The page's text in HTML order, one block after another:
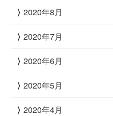
2020年8月
2020年7月
2020年6月
2020年5月
2020年4月